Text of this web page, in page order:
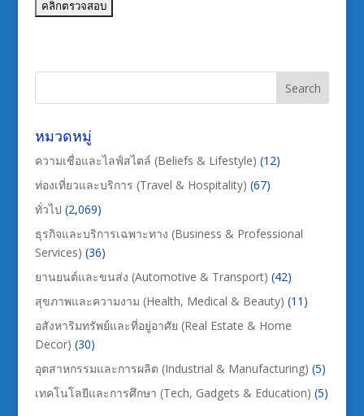
หมวดหมู่
ความเชื่อและไลฟ์สไตล์ (Beliefs & Lifestyle) (12)
ท่องเที่ยวและบริการ (Travel & Hospitality) (67)
ทั่วไป (2,069)
ธุรกิจและบริการเฉพาะทาง (Business & Professional
Services) (36)
ยานยนต์และขนส่ง (Automotive & Transport) (42)
สุขภาพและความงาม (Health, Medical & Beauty) (11)
อสังหาริมทรัพย์และที่อยู่อาศัย (Real Estate & Home
Decor) (30)
อุตสาหกรรมและการผลิต (Industrial & Manufacturing) (5)
เทคโนโลยีและการศึกษา (Tech, Gadgets & Education) (5)